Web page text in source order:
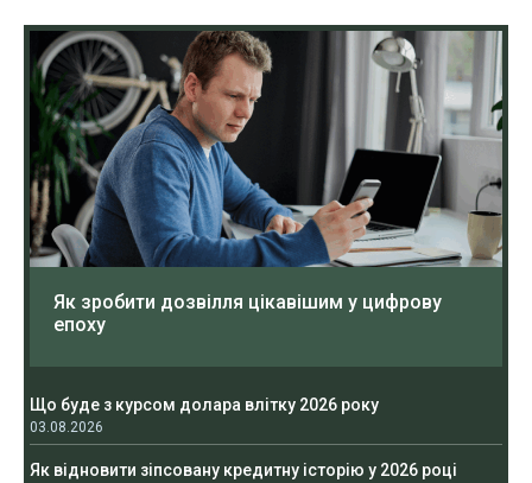
Як зробити дозвілля цікавішим у цифрову
епоху
Що буде з курсом долара влітку 2026 року
03.08.2026
Як відновити зіпсовану кредитну історію у 2026 році